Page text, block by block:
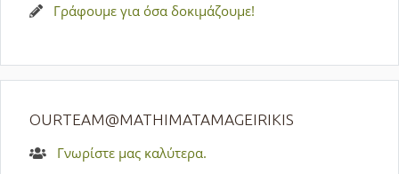
Γράφουμε για όσα δοκιμάζουμε!
OURTEAM@MATHIMATAMAGEIRIKIS
Γνωρίστε μας καλύτερα.